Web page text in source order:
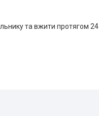
та вжити протягом 24